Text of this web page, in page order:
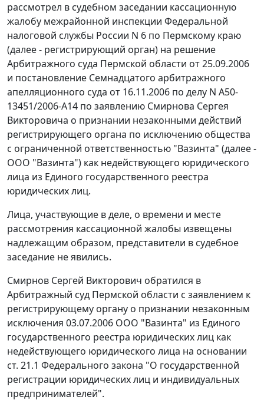
рассмотрел в судебном заседании кассационную
жалобу межрайонной инспекции Федеральной
налоговой службы России N 6 по Пермскому краю
(далее - регистрирующий орган) на решение
Арбитражного суда Пермской области от 25.09.2006
и постановление Семнадцатого арбитражного
апелляционного суда от 16.11.2006 по делу N А50-
13451/2006-А14 по заявлению Смирнова Сергея
Викторовича о признании незаконными действий
регистрирующего органа по исключению общества
с ограниченной ответственностью "Вазинта" (далее -
ООО "Вазинта") как недействующего юридического
лица из Единого государственного реестра
юридических лиц.
Лица, участвующие в деле, о времени и месте
рассмотрения кассационной жалобы извещены
надлежащим образом, представители в судебное
заседание не явились.
Смирнов Сергей Викторович обратился в
Арбитражный суд Пермской области с заявлением к
регистрирующему органу о признании незаконным
исключения 03.07.2006 ООО "Вазинта" из Единого
государственного реестра юридических лиц как
недействующего юридического лица на основании
ст. 21.1 Федерального закона "О государственной
регистрации юридических лиц и индивидуальных
предпринимателей".